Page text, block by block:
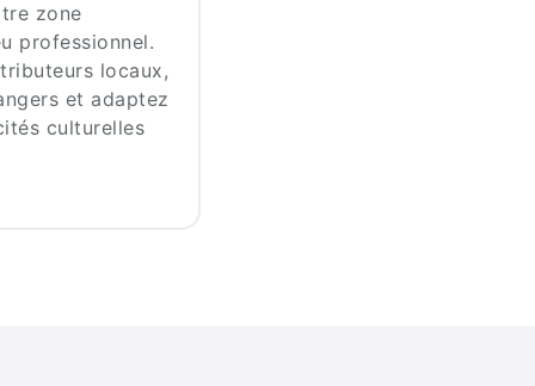
zone
professionnel.
locaux,
et adaptez
culturelles